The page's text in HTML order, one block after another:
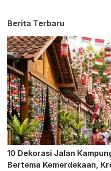
Berita Terbaru
10 Dekorasi Jalan
Bertema Kemerdekaan,